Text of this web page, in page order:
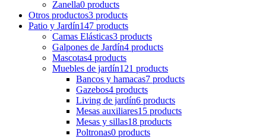
Zanella0 products
Otros productos3 products
Patio y Jardín147 products
Camas Elásticas3 products
Galpones de Jardín4 products
Mascotas4 products
Muebles de jardín121 products
Bancos y hamacas7 products
Gazebos4 products
Living de jardín6 products
Mesas auxiliares15 products
Mesas y sillas18 products
Poltronas0 products